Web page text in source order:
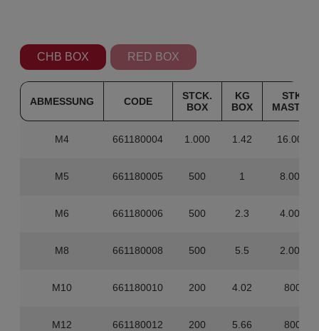
CHB BOX RED BOX
ABMESSUNG CODE
STCK.
BOX
KG
BOX
STK.
MASTER
M4 661180004 1.000 1.42 16.000
M5 661180005 500 1 8.000
M6 661180006 500 2.3 4.000
M8 661180008 500 5.5 2.000
M10 661180010 200 4.02 800
M12 661180012 200 5.66 800